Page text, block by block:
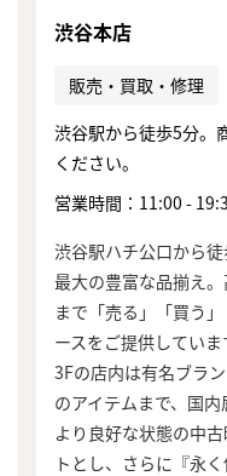
渋谷本店
販売・買取・修理
渋谷駅から徒歩5分。
ください。
営業時間：11:00 -
渋谷駅ハチ公口から
最大の豊富な品揃え
まで「売る」「買う
ースをご提供していま
3Fの店内は有名ブラ
のアイテムまで、国
より良好な状態の中
トとし、さらに『永